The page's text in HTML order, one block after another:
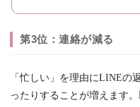
第3位：連絡が減る
「忙しい」を理由にLINEの
ったりすることが増えます